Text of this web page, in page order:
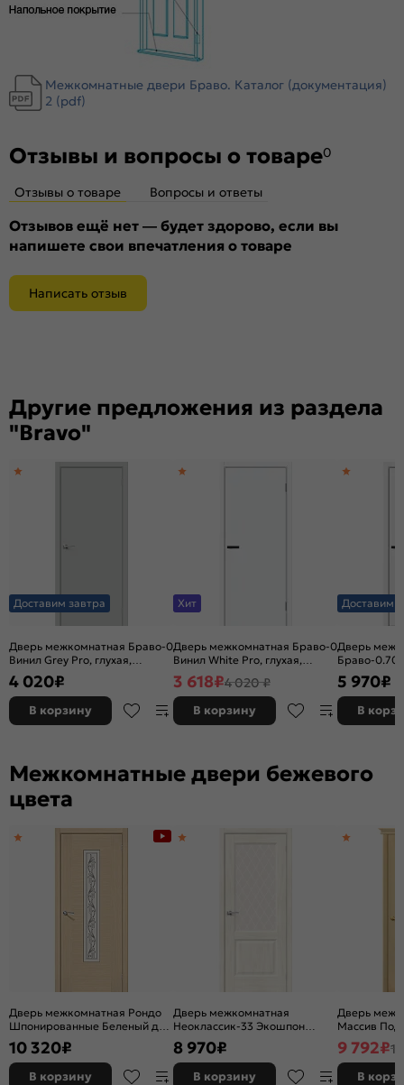
Межкомнатные двери Браво. Каталог (документация)
2 (pdf)
Отзывы и вопросы о товаре0
Отзывы о товаре Вопросы и ответы
Отзывов ещё нет — будет здорово, если вы
напишете свои впечатления о товаре
Написать отзыв
Другие предложения из раздела
"Bravo"
Доставим завтра
Дверь межкомнатная Браво-0
Винил Grey Pro, глухая,
каркасно-щитовая
4 020₽
В корзину
Хит
Дверь межкомнатная Браво-0
Винил White Pro, глухая,
каркасно-щитовая
3 618₽4 020 ₽
В корзину
Доставим
Дверь
Браво-0.70
глухая,
5 970₽
В
Межкомнатные двери бежевого
цвета
Дверь межкомнатная Рондо
Шпонированные Беленый дуб,
остекленная, сатинат белый
художественный, каркасно-
щитовая
10 320₽
В корзину
Дверь межкомнатная
Неоклассик-33 Экошпон
Nordic Oak, остекленная,
white сrystal, кромка нет,
филенчатая
8 970₽
В корзину
Дверь
Массив Под
без
9 792₽
В